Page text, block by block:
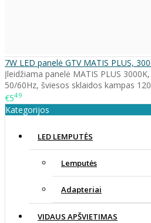
7W LED panelė GTV MATIS PLUS,
Įleidžiama panelė MATIS PLUS
50/60Hz, šviesos sklaidos kampas
€549
Kategorijos
LED LEMPUTĖS
Lemputės
Adapteriai
VIDAUS APŠVIETIMAS